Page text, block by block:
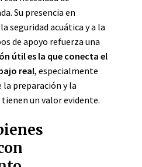
Su presencia en
seguridad acuática y a la
de apoyo refuerza una
útil es la que conecta el
real, especialmente
la preparación y la
tienen un valor evidente.